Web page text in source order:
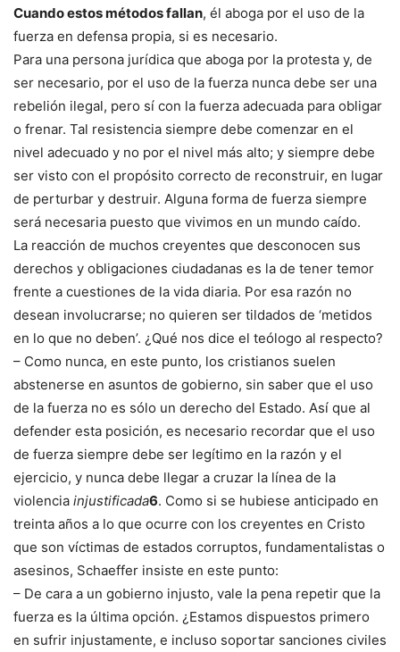
Cuando estos métodos fallan, él aboga por el uso de la
fuerza en defensa propia, si es necesario.
Para una persona jurídica que aboga por la protesta y, de
ser necesario, por el uso de la fuerza nunca debe ser una
rebelión ilegal, pero sí con la fuerza adecuada para obligar
o frenar. Tal resistencia siempre debe comenzar en el
nivel adecuado y no por el nivel más alto; y siempre debe
ser visto con el propósito correcto de reconstruir, en lugar
de perturbar y destruir. Alguna forma de fuerza siempre
será necesaria puesto que vivimos en un mundo caído.
La reacción de muchos creyentes que desconocen sus
derechos y obligaciones ciudadanas es la de tener temor
frente a cuestiones de la vida diaria. Por esa razón no
desean involucrarse; no quieren ser tildados de ‘metidos
en lo que no deben’. ¿Qué nos dice el teólogo al respecto?
– Como nunca, en este punto, los cristianos suelen
abstenerse en asuntos de gobierno, sin saber que el uso
de la fuerza no es sólo un derecho del Estado. Así que al
defender esta posición, es necesario recordar que el uso
de fuerza siempre debe ser legítimo en la razón y el
ejercicio, y nunca debe llegar a cruzar la línea de la
violencia injustificada6. Como si se hubiese anticipado en
treinta años a lo que ocurre con los creyentes en Cristo
que son víctimas de estados corruptos, fundamentalistas o
asesinos, Schaeffer insiste en este punto:
– De cara a un gobierno injusto, vale la pena repetir que la
fuerza es la última opción. ¿Estamos dispuestos primero
en sufrir injustamente, e incluso soportar sanciones civiles